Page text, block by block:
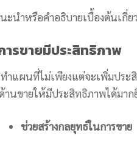
ะนำหรือคำอธิบายเบื้องต้นเ
ารขายมีประสิทธิภาพ
ผนที่ไม่เพียงแต่จะเพิ่มประสิท
านขายให้มีประสิทธิภาพได้มาก
ช่วยสร้างกลยุทธ์ในการขาย